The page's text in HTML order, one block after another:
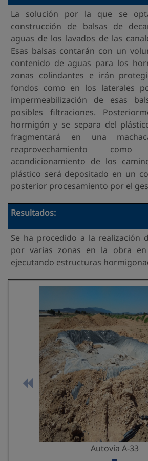
La solución por la que se
construcción de balsas de
aguas de los lavados de las
Esas balsas contarán con un
contenido de aguas para los
zonas colindantes e irán
fondos como en los laterales
impermeabilización de esas
posibles filtraciones.
hormigón y se separa del
fragmentará en una
reaprovechamiento
acondicionamiento de los
plástico será depositado en un
posterior procesamiento por el
Resultados:
Se ha procedido a la realización
por varias zonas en la obra
ejecutando estructuras
Autovía A-33